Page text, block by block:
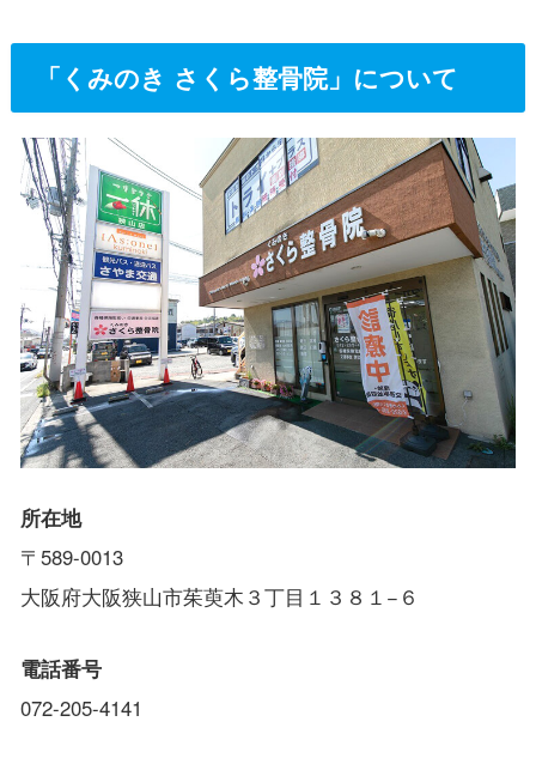
「くみのき さくら整骨院」について
所在地
〒589-0013
大阪府大阪狭山市茱萸木３丁目１３８１−６
電話番号
072-205-4141